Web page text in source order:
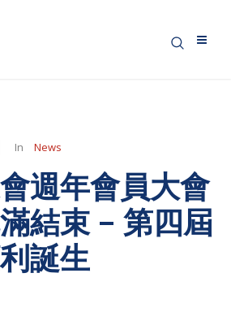
In News
週年會員大會
結束 – 第四屆
誕生